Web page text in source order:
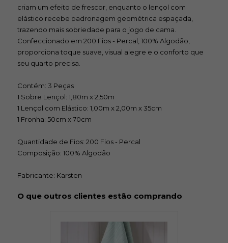
criam um efeito de frescor, enquanto o lençol com
elástico recebe padronagem geométrica espaçada,
trazendo mais sobriedade para o jogo de cama.
Confeccionado em 200 Fios - Percal, 100% Algodão,
proporciona toque suave, visual alegre e o conforto que
seu quarto precisa.
Contém: 3 Peças
1 Sobre Lençol: 1,80m x 2,50m
1 Lençol com Elástico: 1,00m x 2,00m x 35cm
1 Fronha: 50cm x 70cm
Quantidade de Fios: 200 Fios - Percal
Composição: 100% Algodão
Fabricante: Karsten
O que outros clientes estão comprando